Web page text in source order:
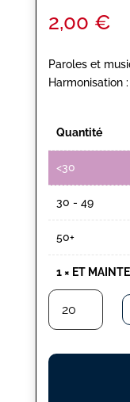
2,00 €
Paroles et
Harmonisation
Quantité
<30
30 - 49
50+
1× ET
quantité
ET
MAINTENANT